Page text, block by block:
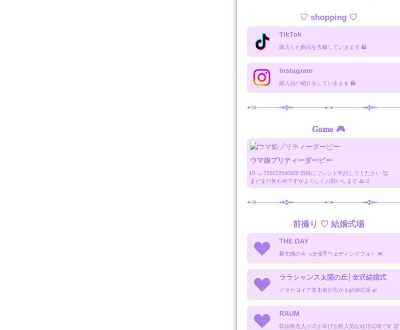
♡ shopping ♡
TikTok
購入した商品を投稿していきます 🛍
Instagram
購入品の紹介をしていきます 🛍
𝐆𝐚𝐦𝐞 🎮
ウマ娘プリティーダービー
ID → 735072596920 気軽にフレンド申請してください 🥰
まだまだ初心者ですがよろしくお願いします 🙏🏻
前撮り ♡ 結婚式場
THE DAY
最先端の今っぽ韓国ウェディングフォト 💓
ララシャンス太陽の丘│金沢結婚式
メタセコイア並木道が広がる結婚式場 🌿
RAUM
韓国有名人が式を挙げる程人気な結婚式場です 💒